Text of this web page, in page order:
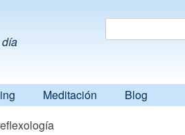
Search
Meditación Blog